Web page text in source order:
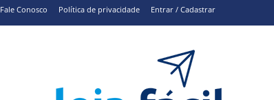
Fale Conosco Política de privacidade Entrar / Cadastrar